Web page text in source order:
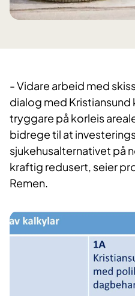
- Vidare arbeid med
dialog med
tryggare på korleis
bidrege til at
sjukehusalternativet på
kraftig redusert, seier
Remen.